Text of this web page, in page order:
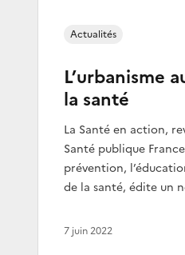
L’urbanisme
la santé
La Santé en action,
Santé publique
prévention,
de la santé, édite un
Actualités
7 juin 2022